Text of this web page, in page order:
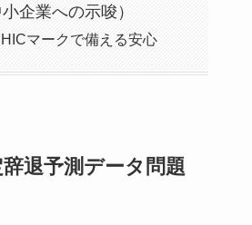
企業への示唆）
マークで備える安心
退予測データ問題